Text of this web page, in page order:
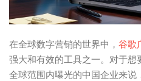
在全球数字营销的世界中， 谷歌
强大和有效的工具之一。对于想
全球范围内曝光的中国企业来说